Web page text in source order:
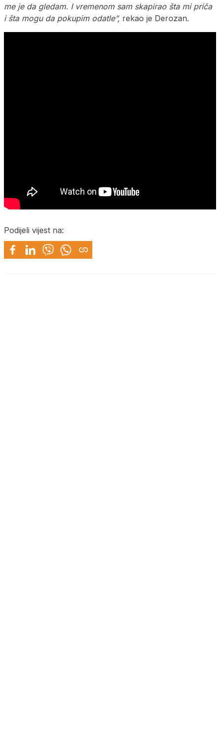
me je da gledam. I vremenom sam skapirao šta mi priča
i šta mogu da pokupim odatle”, rekao je Derozan.
Podijeli vijest na: